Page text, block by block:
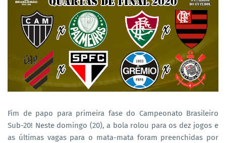
Fim de papo para primeira fase do Campeonato Brasileiro
Sub-20! Neste domingo (20), a bola rolou para os dez jogos e
as últimas vagas para o mata-mata foram preenchidas por